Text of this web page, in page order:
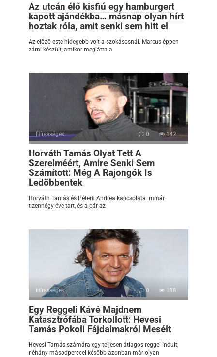
Az utcán élő kisfiú egy hamburgert
kapott ajándékba… másnap olyan hírt
hoztak róla, amit senki sem hitt el
Az előző este hidegebb volt a szokásosnál. Marcus éppen
zárni készült, amikor meglátta a
Hírességek 0 142
Horváth Tamás Olyat Tett A
Szerelméért, Amire Senki Sem
Számított: Még A Rajongók Is
Ledöbbentek
Horváth Tamás és Péterfi Andrea kapcsolata immár
tizennégy éve tart, és a pár az
Hírességek 0 138
Egy Reggeli Kávé Majdnem
Katasztrófába Torkollott: Hevesi
Tamás Pokoli Fájdalmakról Mesélt
Hevesi Tamás számára egy teljesen átlagos reggel indult,
néhány másodperccel később azonban már olyan